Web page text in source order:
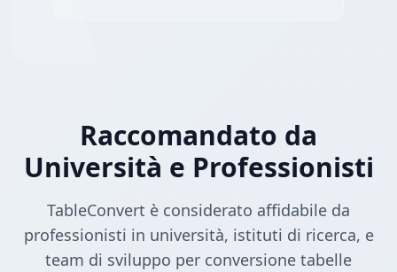
Raccomandato da
Università e Professionisti
TableConvert è considerato affidabile da
professionisti in università, istituti di ricerca, e
team di sviluppo per conversione tabelle